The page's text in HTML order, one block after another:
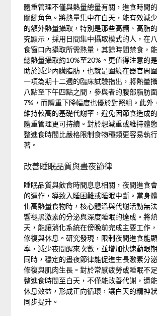
體重管理不僅與熱量總量有關，進食時間
關鍵角色。將熱量集中在白天，能有效減
的額外熱量攝取，特別是那些高糖、高脂
究顯示，採用日間集中攝取模式的人，在
食窗口內攝取所需熱量，其餘時間禁食，
總熱量攝取約10%至20%。更值得注意的
助於減少內臟脂肪，也就是圍繞在器官周
一項為期十二週的臨床試驗指出，將熱量
八點至下午四點之間，參與者的腹部脂肪
7%，而體重下降幅度也優於對照組。此外
維持較高的基礎代謝率，避免因節食造成
體重管理更可持續。對於想減重或維持體
整進食時間比嚴格限制食物種類更容易執
著。
改善睡眠品質與晝夜節律
睡眠品質與飲食時間息息相關，夜間進食
的運作，導致入睡困難或睡眠中斷。當身
化高熱量食物時，核心體溫與代謝活動無
響褪黑激素的分泌與深度睡眠的達成。將
天，能讓消化系統在傍晚前完成主要工作
修復與休息。研究發現，限制夜間進食能
率，減少夜間醒來次數，並增加快速動眼
同時，穩定的晝夜節律能促進生長激素分
修復與肌肉生長。對於常感疲勞或睡眠不
整進食時間至白天，不僅能改善代謝，還
休息效益，形成正向循環，讓白天的精神
同步提升。